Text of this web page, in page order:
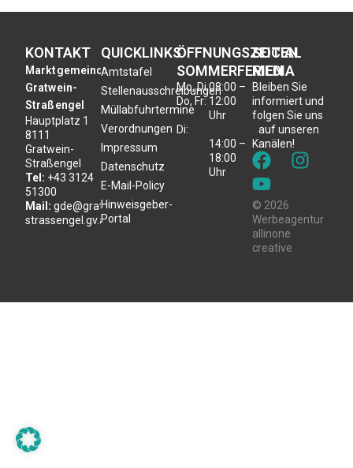
KONTAKT
Marktgemeinde
Gratwein-
Straßengel
Hauptplatz 1
8111
Gratwein-
Straßengel
Tel: +43 3124
51300
Mail: gde@gratwein-
strassengel.gv.at
QUICKLINKS
Amtstafel
Stellenausschreibungen
Müllabfuhrtermine
Verordnungen
Impressum
Datenschutz
E-Mail-Policy
Hinweisgeber-
Portal
ÖFFNUNGSZEITEN
SOMMERFERIEN
Mo, Di,
Do, Fr:
Di:
08:00 –
12:00
Uhr
14:00 –
18:00
Uhr
SOCIAL
MEDIA
Bleiben Sie
informiert und
folgen Sie uns
auf unseren
Kanälen!
© 2026
Werbeagentur
allinone
creative